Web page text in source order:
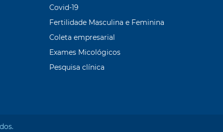
Covid-19
Fertilidade Masculina e Feminina
Coleta empresarial
Exames Micológicos
Pesquisa clínica